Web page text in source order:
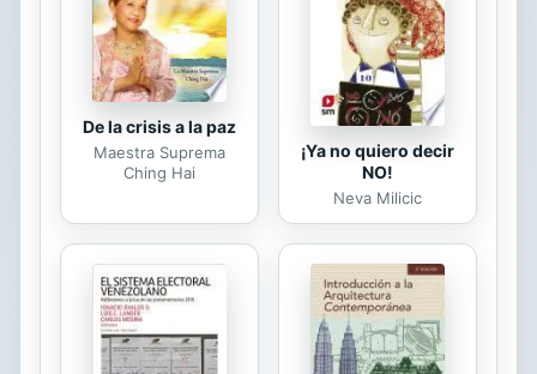
protagonista de este relato, que
tuvo que marchar de Madrid con
apenas dos años, fue ...
De la crisis a la paz
Maestra Suprema
Ching Hai
¡Ya no quiero decir
NO!
Neva Milicic